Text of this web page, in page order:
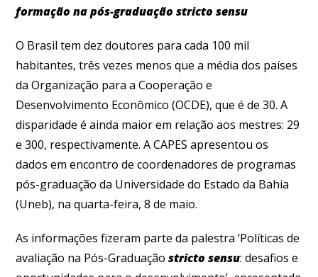
formação na pós-graduação stricto sensu
O Brasil tem dez doutores para cada 100 mil
habitantes, três vezes menos que a média dos países
da Organização para a Cooperação e
Desenvolvimento Econômico (OCDE), que é de 30. A
disparidade é ainda maior em relação aos mestres: 29
e 300, respectivamente. A CAPES apresentou os
dados em encontro de coordenadores de programas
pós-graduação da Universidade do Estado da Bahia
(Uneb), na quarta-feira, 8 de maio.
As informações fizeram parte da palestra ‘Políticas de
avaliação na Pós-Graduaçãostricto sensu: desafios e